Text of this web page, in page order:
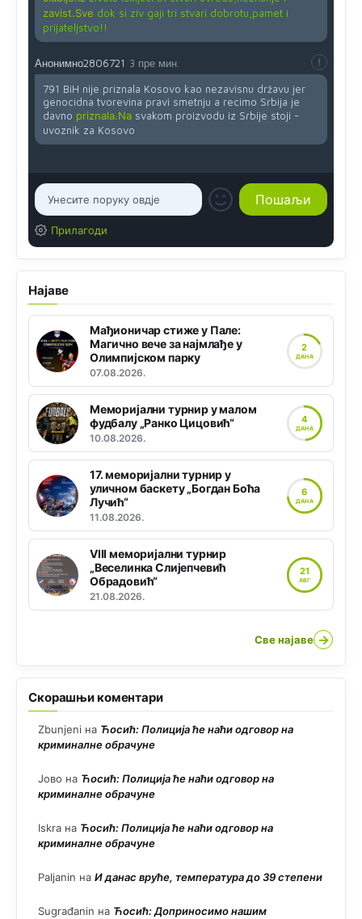
zavist.Sve dok si ziv gaji tri stvari dobrotu,pamet i
prijateljstvo!!
Анонимно2806721 3 пре мин.
791 BiH nije priznala Kosovo kao nezavisnu državu jer
genocidna tvorevina pravi smetnju a recimo Srbija je
davno priznala.Nasvakom proizvodu iz Srbije stoji -
uvoznik za Kosovo
Прилагоди
Најаве
Мађионичар стиже у Пале:
Магично вече за најмлађе у
Олимпијском парку
07.08.2026.
2
ДАНА
Меморијални турнир у малом
фудбалу „Ранко Цицовић“
10.08.2026.
4
ДАНА
17. меморијални турнир у
уличном баскету „Богдан Боћа
Лучић“
11.08.2026.
6
ДАНА
VIII меморијални турнир
„Веселинка Слијепчевић
Обрадовић“
21.08.2026.
21
АВГ
Све најаве →
Скорашњи коментари
Zbunjeni на Ћосић: Полиција ће наћи одговор на
криминалне обрачуне
Јово на Ћосић: Полиција ће наћи одговор на
криминалне обрачуне
Iskra на Ћосић: Полиција ће наћи одговор на
криминалне обрачуне
Paljanin на И данас вруће, температура до 39 степени
Sugrađanin на Ћосић: Доприносимо нашим